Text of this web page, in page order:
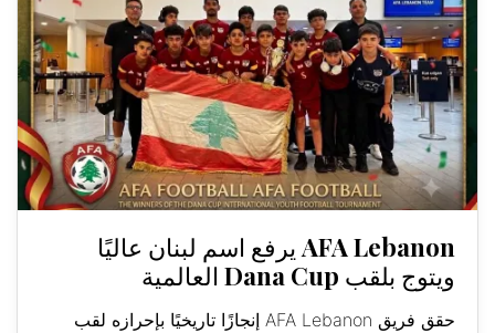
AFA Lebanon يرفع اسم لبنان عاليًا
ويتوج بلقب Dana Cup العالمية
حقق فريق AFA Lebanon إنجازًا تاريخيًا بإحرازه لقب